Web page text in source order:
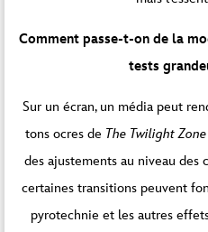
Comment passe-t-on de la
tests
Sur un écran, un média peut
tons ocres de The Twilight
des ajustements au niveau des
certaines transitions peuvent
pyrotechnie et les autres